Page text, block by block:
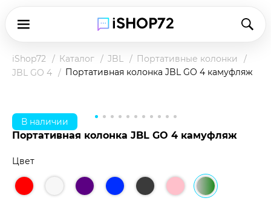
iShop72 Каталог JBL
Портативные колонки
JBL GO 4
Портативная колонка JBL GO 4 камуфляж
В наличии
Портативная колонка JBL GO 4 камуфляж
Цвет